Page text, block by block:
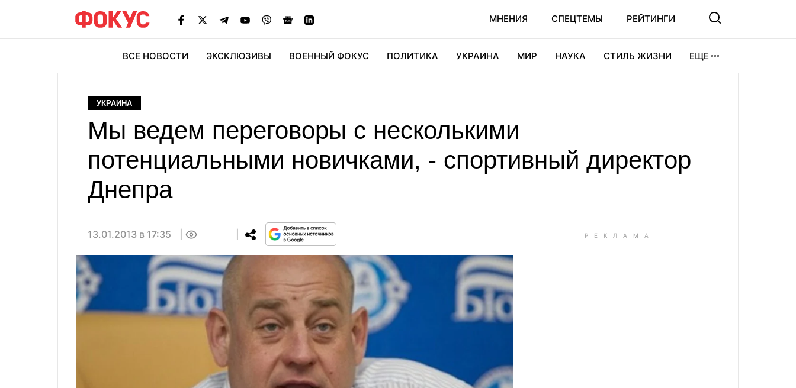
МНЕНИЯ СПЕЦТЕМЫ РЕЙТИНГИ
ВСЕ НОВОСТИ ЭКСКЛЮЗИВЫ ВОЕННЫЙ ФОКУС ПОЛИТИКА УКРАИНА МИР НАУКА СТИЛЬ ЖИЗНИ ЕЩЕ
УКРАИНА
Мы ведем переговоры с несколькими
потенциальными новичками, - спортивный директор
Днепра
13.01.2013 в 17:35